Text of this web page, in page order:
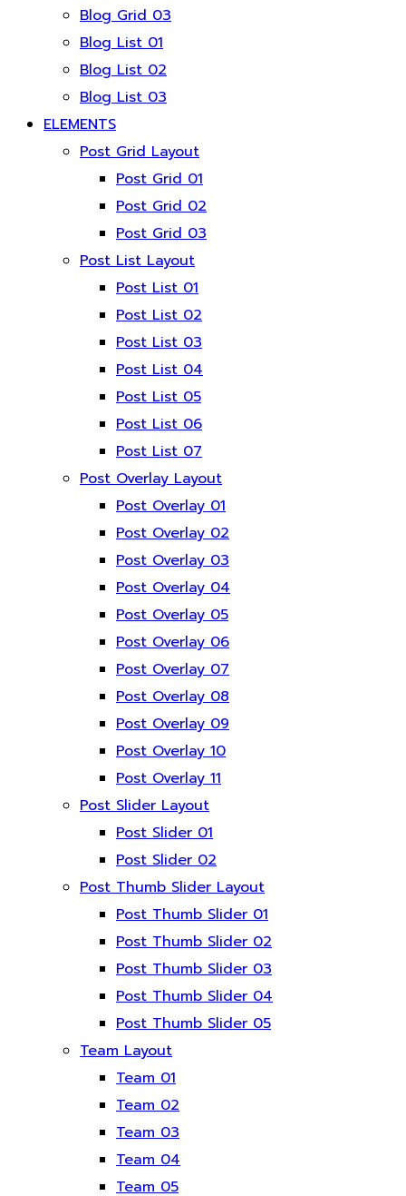
Blog Grid 03
Blog List 01
Blog List 02
Blog List 03
ELEMENTS
Post Grid Layout
Post Grid 01
Post Grid 02
Post Grid 03
Post List Layout
Post List 01
Post List 02
Post List 03
Post List 04
Post List 05
Post List 06
Post List 07
Post Overlay Layout
Post Overlay 01
Post Overlay 02
Post Overlay 03
Post Overlay 04
Post Overlay 05
Post Overlay 06
Post Overlay 07
Post Overlay 08
Post Overlay 09
Post Overlay 10
Post Overlay 11
Post Slider Layout
Post Slider 01
Post Slider 02
Post Thumb Slider Layout
Post Thumb Slider 01
Post Thumb Slider 02
Post Thumb Slider 03
Post Thumb Slider 04
Post Thumb Slider 05
Team Layout
Team 01
Team 02
Team 03
Team 04
Team 05